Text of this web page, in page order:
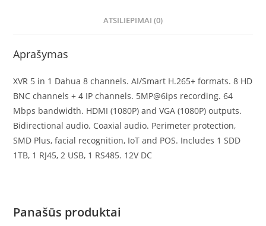
ATSILIEPIMAI (0)
Aprašymas
XVR 5 in 1 Dahua 8 channels. AI/Smart H.265+ formats. 8 HD
BNC channels + 4 IP channels. 5MP@6ips recording. 64
Mbps bandwidth. HDMI (1080P) and VGA (1080P) outputs.
Bidirectional audio. Coaxial audio. Perimeter protection,
SMD Plus, facial recognition, IoT and POS. Includes 1 SDD
1TB, 1 RJ45, 2 USB, 1 RS485. 12V DC
Panašūs produktai